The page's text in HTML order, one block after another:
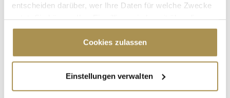
entscheiden darüber, wer Ihre Daten für welche Zwecke
Cookie-Erklärung oder durch Klicken auf das Privacy
Trigger Symbol ändern oder widerrufen
Informationen über Ihre geografische Lage
erfassen, welche bis auf einige Meter genau sein
Cookies zulassen
Einstellungen verwalten